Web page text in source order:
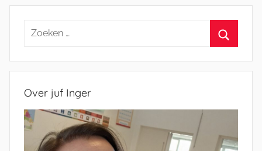
Zoeken
Over juf Inger